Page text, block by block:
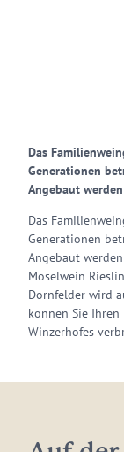
Das
Generationen
Angebaut
Das
Generationen
Angebaut
Moselwein
Dornfelder wird
können Sie
Winzerhofes